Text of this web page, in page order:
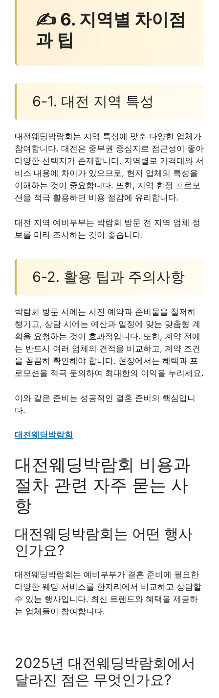
✍ 6. 지역별 차이점
과 팁
6-1. 대전 지역 특성
대전웨딩박람회는 지역 특성에 맞춘 다양한 업체가
참여합니다. 대전은 중부권 중심지로 접근성이 좋아
다양한 선택지가 존재합니다. 지역별로 가격대와 서
비스 내용에 차이가 있으므로, 현지 업체의 특성을
이해하는 것이 중요합니다. 또한, 지역 한정 프로모
션을 적극 활용하면 비용 절감에 유리합니다.
대전 지역 예비부부는 박람회 방문 전 지역 업체 정
보를 미리 조사하는 것이 좋습니다.
6-2. 활용 팁과 주의사항
박람회 방문 시에는 사전 예약과 준비물을 철저히
챙기고, 상담 시에는 예산과 일정에 맞는 맞춤형 계
획을 요청하는 것이 효과적입니다. 또한, 계약 전에
는 반드시 여러 업체의 견적을 비교하고, 계약 조건
을 꼼꼼히 확인해야 합니다. 현장에서는 혜택과 프
로모션을 적극 문의하여 최대한의 이익을 누리세요.
이와 같은 준비는 성공적인 결혼 준비의 핵심입니
다.
대전웨딩박람회
대전웨딩박람회 비용과
절차 관련 자주 묻는 사
항
대전웨딩박람회는 어떤 행사
인가요?
대전웨딩박람회는 예비부부가 결혼 준비에 필요한
다양한 웨딩 서비스를 한자리에서 비교하고 상담할
수 있는 행사입니다. 최신 트렌드와 혜택을 제공하
는 업체들이 참여합니다.
2025년 대전웨딩박람회에서
달라진 점은 무엇인가요?